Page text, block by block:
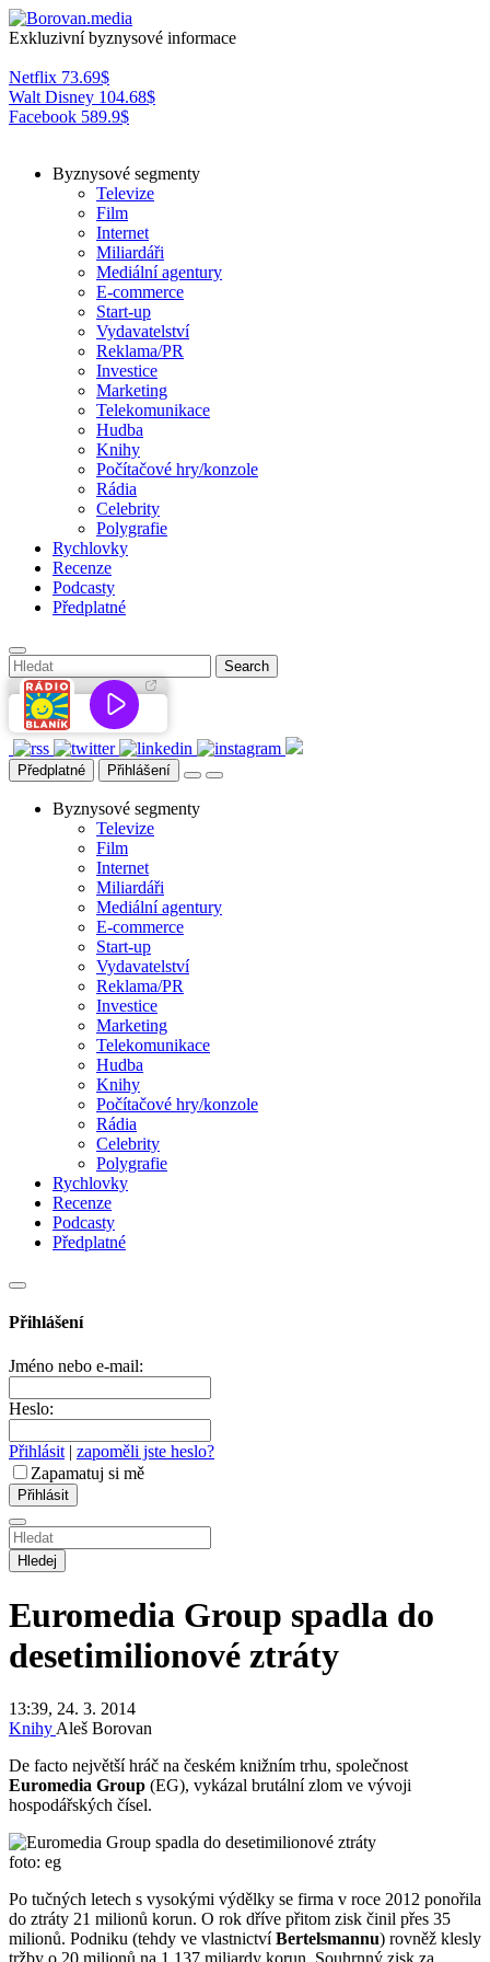
Exkluzivní byznysové informace
Netflix 73.69$
Walt Disney 104.68$
Facebook 589.9$
Byznysové segmenty
Televize
Film
Internet
Miliardáři
Mediální agentury
E-commerce
Start-up
Vydavatelství
Reklama/PR
Investice
Marketing
Telekomunikace
Hudba
Knihy
Počítačové hry/konzole
Rádia
Celebrity
Polygrafie
Rychlovky
Recenze
Podcasty
Předplatné
Předplatné Přihlášení
Byznysové segmenty
Televize
Film
Internet
Miliardáři
Mediální agentury
E-commerce
Start-up
Vydavatelství
Reklama/PR
Investice
Marketing
Telekomunikace
Hudba
Knihy
Počítačové hry/konzole
Rádia
Celebrity
Polygrafie
Rychlovky
Recenze
Podcasty
Předplatné
Přihlášení
Jméno nebo e-mail:
Heslo:
Přihlásit | zapoměli jste heslo?
Zapamatuj si mě
Hledej
Euromedia Group spadla do
desetimilionové ztráty
13:39, 24. 3. 2014
KnihyAleš Borovan
De facto největší hráč na českém knižním trhu, společnost
Euromedia Group (EG), vykázal brutální zlom ve vývoji
hospodářských čísel.
foto: eg
Po tučných letech s vysokými výdělky se firma v roce 2012 ponořila
do ztráty 21 milionů korun. O rok dříve přitom zisk činil přes 35
milionů. Podniku (tehdy ve vlastnictvíBertelsmannu) rovněž klesly